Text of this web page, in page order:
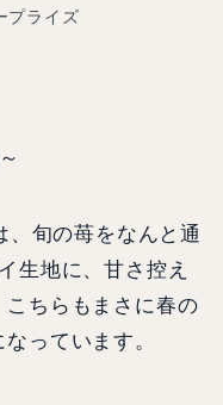
プライズ
旬の苺をなんと通
生地に、甘さ控え
ちらもまさに春の
っています。